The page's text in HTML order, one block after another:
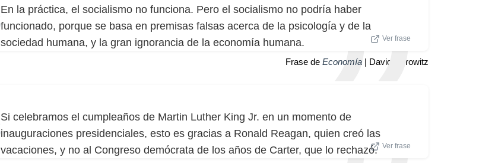
En la práctica, el socialismo no funciona. Pero el socialismo no podría haber
funcionado, porque se basa en premisas falsas acerca de la psicología y de la
sociedad humana, y la gran ignorancia de la economía humana.
Ver frase
Frase de Economía | David Horowitz
Si celebramos el cumpleaños de Martin Luther King Jr. en un momento de
inauguraciones presidenciales, esto es gracias a Ronald Reagan, quien creó las
vacaciones, y no al Congreso demócrata de los años de Carter, que lo rechazó.
Ver frase